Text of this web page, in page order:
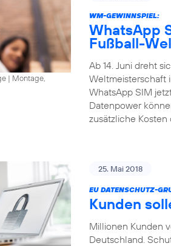
| Montage,
WM-GEWINNSPIEL:
WhatsApp
Fußball-
Ab 14. Juni dreht
Weltmeisterschaft
WhatsApp SIM
Datenpower
zusätzliche
25. Mai 2018
EU DATENSCHUTZ-
Kunden
Millionen Kunden
Deutschland.